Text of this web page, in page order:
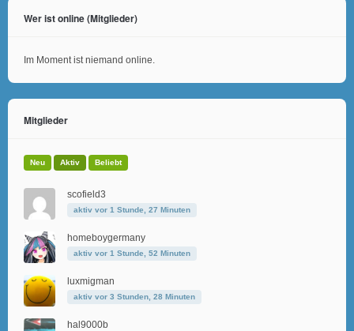
Wer ist online (Mitglieder)
Im Moment ist niemand online.
Mitglieder
Neu Aktiv Beliebt
scofield3
aktiv vor 1 Stunde, 27 Minuten
homeboygermany
aktiv vor 1 Stunde, 52 Minuten
luxmigman
aktiv vor 3 Stunden, 28 Minuten
hal9000b